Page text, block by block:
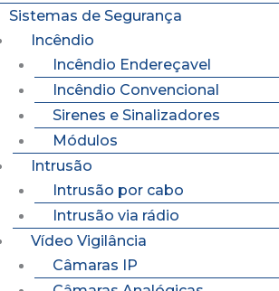
Sistemas de Segurança
Incêndio
Incêndio Endereçavel
Incêndio Convencional
Sirenes e Sinalizadores
Módulos
Intrusão
Intrusão por cabo
Intrusão via rádio
Vídeo Vigilância
Câmaras IP